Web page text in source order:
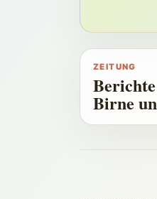
ZEITUNG
Birne